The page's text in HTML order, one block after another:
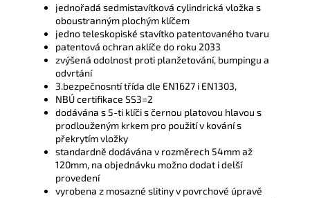
jednořadá sedmistavítková cylindrická vložka s
oboustranným plochým klíčem
jedno teleskopiské stavítko patentovaného tvaru
patentová ochran aklíče do roku 2033
zvýšená odolnost proti planžetování, bumpingu a
odvrtání
3.bezpečnosntí třída dle EN1627 i EN1303,
NBÚ certifikace SS3=2
dodávána s 5-ti klíči s černou platovou hlavou s
prodlouženým krkem pro použití v kování s
překrytím vložky
standardně dodávána v rozměrech 54mm až
120mm, na objednávku možno dodat i delší
provedení
vyrobena z mosazné slitiny v povrchové úpravě